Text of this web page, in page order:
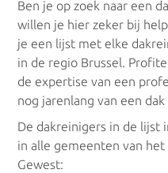
Dakreinigers West-
Dakreinigers Brussel
Dakreinigers Gent
Dakreinigers Brugge
Dakreinigers Leuven
Ben je op zoek naar een
willen je hier zeker bij
je een lijst met elke
in de regio Brussel.
de expertise van een
nog jarenlang van een
De dakreinigers in de lijst
in alle gemeenten van
Gewest: